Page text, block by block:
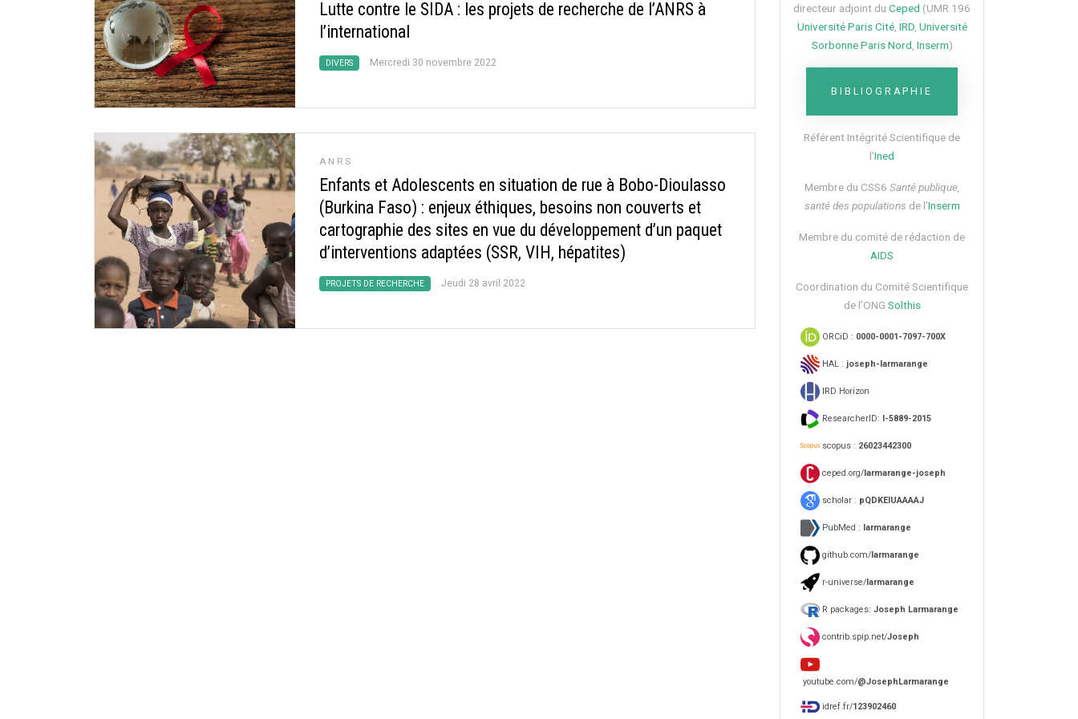
Lutte contre le SIDA : les projets de recherche de l’ANRS à
l’international
DIVERS Mercredi 30 novembre 2022
ANRS
Enfants et Adolescents en situation de rue à Bobo-Dioulasso
(Burkina Faso) : enjeux éthiques, besoins non couverts et
cartographie des sites en vue du développement d’un paquet
d’interventions adaptées (SSR, VIH, hépatites)
PROJETS DE RECHERCHE Jeudi 28 avril 2022
directeur adjoint du Ceped (UMR 196
Université Paris Cité, IRD, Université
Sorbonne Paris Nord Inserm)
BIBLIOGRAPHIE
Référent Intégrité Scientifique de
l’Ined
Membre du CSS6​ Santé publique,
santé des populations de l’Inserm
Membre du comité de rédaction de
AIDS
Coordination du Comité Scientifique
de l’ONG Solthis
ORCiD : 0000-0001-7097-700X
HAL : joseph-larmarange
IRD Horizon
ResearcherID: I-5889-2015
scopus : 26023442300
ceped.org/larmarange-joseph
scholar : pQDKEIUAAAAJ
PubMed : larmarange
github.com/larmarange
r-universe/larmarange
R packages: Joseph Larmarange
contrib.spip.net/Joseph
youtube.com/@JosephLarmarange
idref.fr/123902460